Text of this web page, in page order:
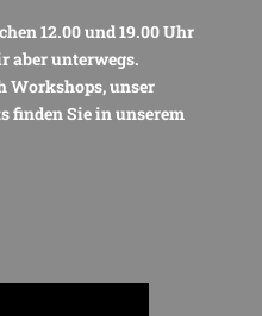
12.00 und 19.00 Uhr
aber unterwegs.
Workshops, unser
finden Sie in unserem